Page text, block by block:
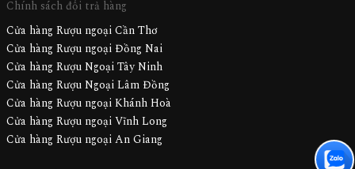
Chính sách đổi trả hàng
Cửa hàng Rượu ngoại Cần Thơ
Cửa hàng Rượu ngoại Đồng Nai
Cửa hàng Rượu Ngoại Tây Ninh
Cửa hàng Rượu Ngoại Lâm Đồng
Cửa hàng Rượu ngoại Khánh Hoà
Cửa hàng Rượu ngoại Vĩnh Long
Cửa hàng Rượu ngoại An Giang